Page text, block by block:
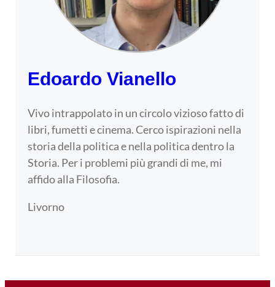
Edoardo Vianello
Vivo intrappolato in un circolo vizioso fatto di
libri, fumetti e cinema. Cerco ispirazioni nella
storia della politica e nella politica dentro la
Storia. Per i problemi più grandi di me, mi
affido alla Filosofia.
Livorno